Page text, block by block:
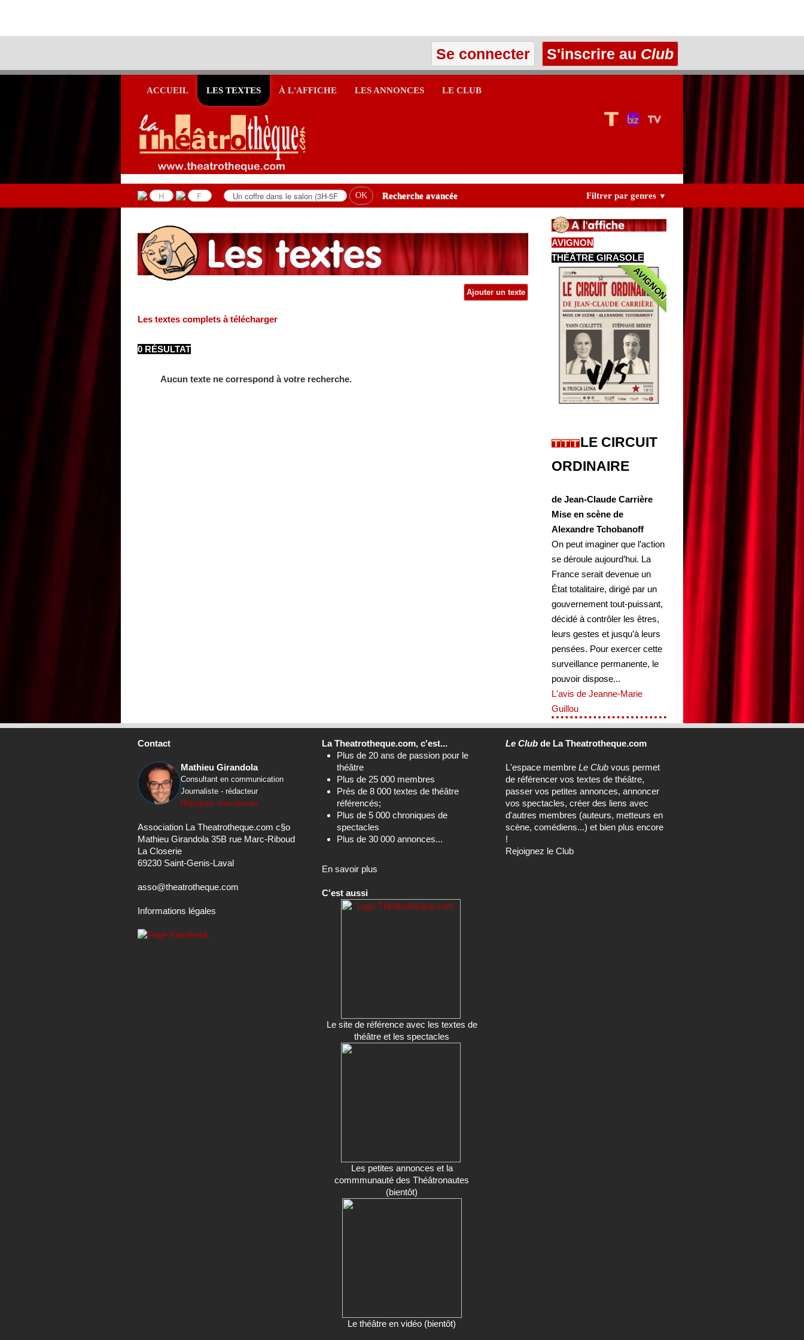
Se connecter S'inscrire au Club
ACCUEIL LES TEXTES À L'AFFICHE LES ANNONCES LE CLUB
Recherche avancée Filtrer par genres ▼
Ajouter un texte
Les textes complets à télécharger
0 RÉSULTAT
Aucun texte ne correspond à votre recherche.
AVIGNON
THÉÂTRE GIRASOLE
AVIGNON
LE CIRCUIT
ORDINAIRE
de Jean-Claude Carrière
Mise en scène de
Alexandre Tchobanoff
On peut imaginer que l’action
se déroule aujourd’hui. La
France serait devenue un
État totalitaire, dirigé par un
gouvernement tout-puissant,
décidé à contrôler les êtres,
leurs gestes et jusqu’à leurs
pensées. Pour exercer cette
surveillance permanente, le
pouvoir dispose...
L'avis de Jeanne-Marie
Guillou
Contact
Mathieu Girandola
Consultant en communication
Journaliste - rédacteur
Rejoignez mon réseau
Association La Theatrotheque.com c§o
Mathieu Girandola 35B rue Marc-Riboud
La Closerie
69230 Saint-Genis-Laval
asso@theatrotheque.com
Informations légales
La Theatrotheque.com, c'est...
Plus de 20 ans de passion pour le
théâtre
Plus de 25 000 membres
Près de 8 000 textes de théâtre
référencés;
Plus de 5 000 chroniques de
spectacles
Plus de 30 000 annonces...
En savoir plus
C'est aussi
Le site de référence avec les textes de
théâtre et les spectacles
Les petites annonces et la
commmunauté des Théâtronautes
(bientôt)
Le théâtre en vidéo (bientôt)
Le Club de La Theatrotheque.com
L'espace membreLe Club vous permet
de référencer vos textes de théâtre,
passer vos petites annonces, annoncer
vos spectacles, créer des liens avec
d'autres membres (auteurs, metteurs en
scène, comédiens...) et bien plus encore
!
Rejoignez le Club